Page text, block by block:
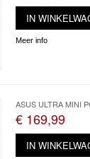
IN
Meer info
ASUS ULTRA MINI
€ 169,99
IN